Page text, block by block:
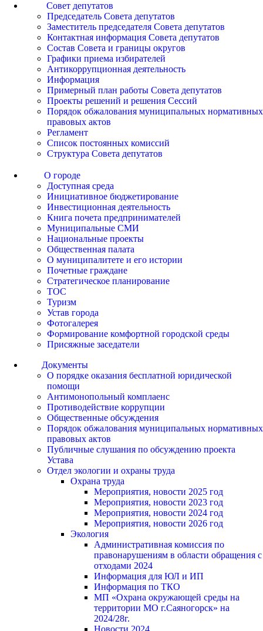
Совет депутатов
Председатель Совета депутатов
Заместитель председателя Совета депутатов
Контактная информация Совета депутатов
Состав Совета и границы округов
Графики приема избирателей
Антикоррупционная деятельность
Информация
Примерный план работы Совета депутатов
Проекты решений и решения Сессий
Порядок обжалования муниципальных нормативных
правовых актов
Регламент
Список постоянных комиссий
Структура Совета депутатов
О городе
Доступная среда
Инициативное бюджетирование
Инвестиционная деятельность
Книга почета предпринимателей
Муниципальные СМИ
Национальные проекты
Общественная палата
О муниципалитете и его истории
Почетные граждане
Стратегическое планирование
ТОС
Туризм
Устав города
Фотогалерея
Формирование комфортной городской среды
Присяжные заседатели
Документы
О порядке оказания бесплатной юридической
помощи
Антимонопольный комплаенс
Противодействие коррупции
Общественные обсуждения
Порядок обжалования муниципальных нормативных
правовых актов
Публичные слушания по обсуждению проекта
Устава
Отдел экологии и охраны труда
Охрана труда
Мероприятия, новости 2025 год
Мероприятия, новости 2023 год
Мероприятия, новости 2024 год
Мероприятия, новости 2026 год
Экология
Административная комиссия по
правонарушениям в области обращения с
отходами 2024
Информация для ЮЛ и ИП
Информация по ТКО
МП «Охрана окружающей среды на
территории МО г.Саяногорск» на
2024/28г.